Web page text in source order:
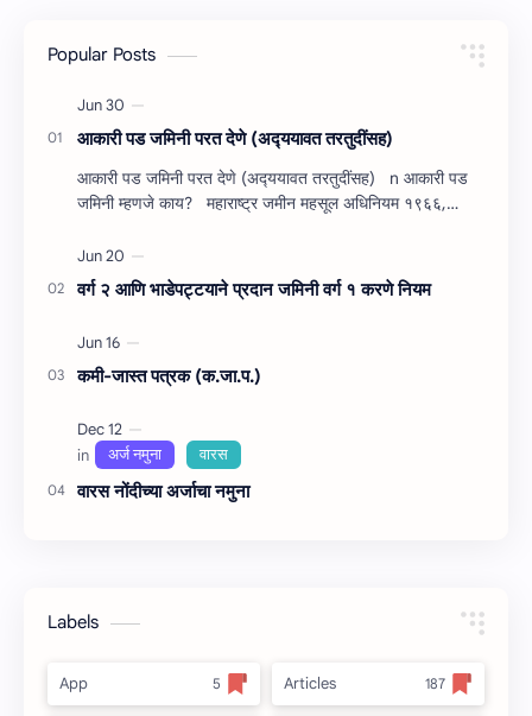
Popular Posts
आकारी पड जमिनी परत देणे (अद्‍ययावत तरतुदींसह)
आकारी पड जमिनी परत देणे (अद्‍ययावत तरतुदींसह) n आकारी पड
जमिनी म्‍हणजे काय? महाराष्‍ट्र जमीन महसूल अधिनियम १९६६,
वर्ग २ आणि भाडेपट्टयाने प्रदान जमिनी वर्ग १ करणे नियम
कमी-जास्त पत्रक (क.जा.प.)
वारस नोंदीच्‍या अर्जाचा नमुना
Labels
App Articles